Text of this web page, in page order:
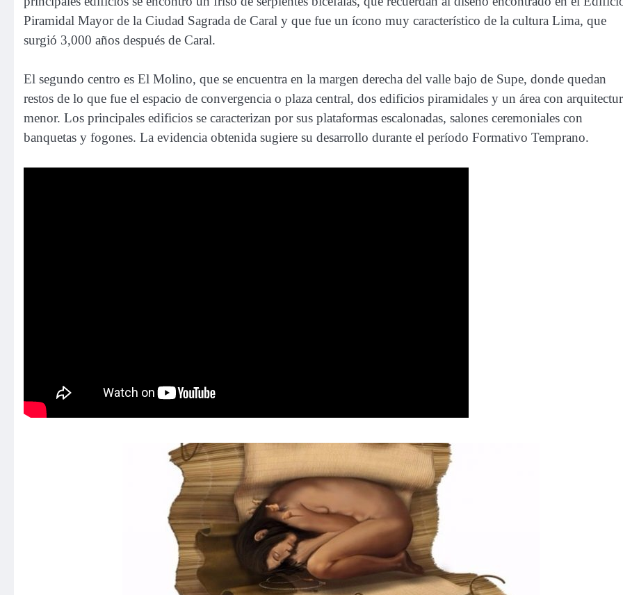
Piramidal Mayor de la Ciudad Sagrada de Caral y que fue un ícono muy característico de la cultura Lima, que
surgió 3,000 años después de Caral.
El segundo centro es El Molino, que se encuentra en la margen derecha del valle bajo de Supe, donde quedan
restos de lo que fue el espacio de convergencia o plaza central, dos edificios piramidales y un área con
menor. Los principales edificios se caracterizan por sus plataformas escalonadas, salones ceremoniales con
banquetas y fogones. La evidencia obtenida sugiere su desarrollo durante el período Formativo Temprano.